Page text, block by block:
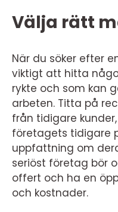
Välja rätt
När du söker efter
viktigt att hitta
rykte och som kan
arbeten. Titta på
från tidigare
företagets tidigare
uppfattning om
seriöst företag bör
offert och ha en
och kostnader.